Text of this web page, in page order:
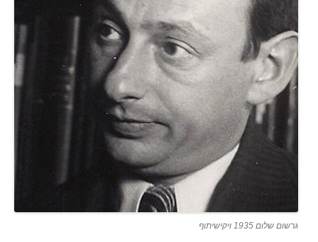
גרשום שלום 1935 ויקישיתוף